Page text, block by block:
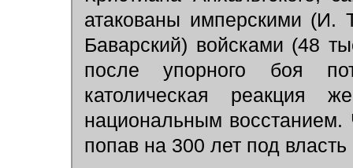
атакованы имперскими (И.
Баварский) войсками (48
после упорного боя
католическая реакция
национальным восстанием.
попав на 300 лет под власть